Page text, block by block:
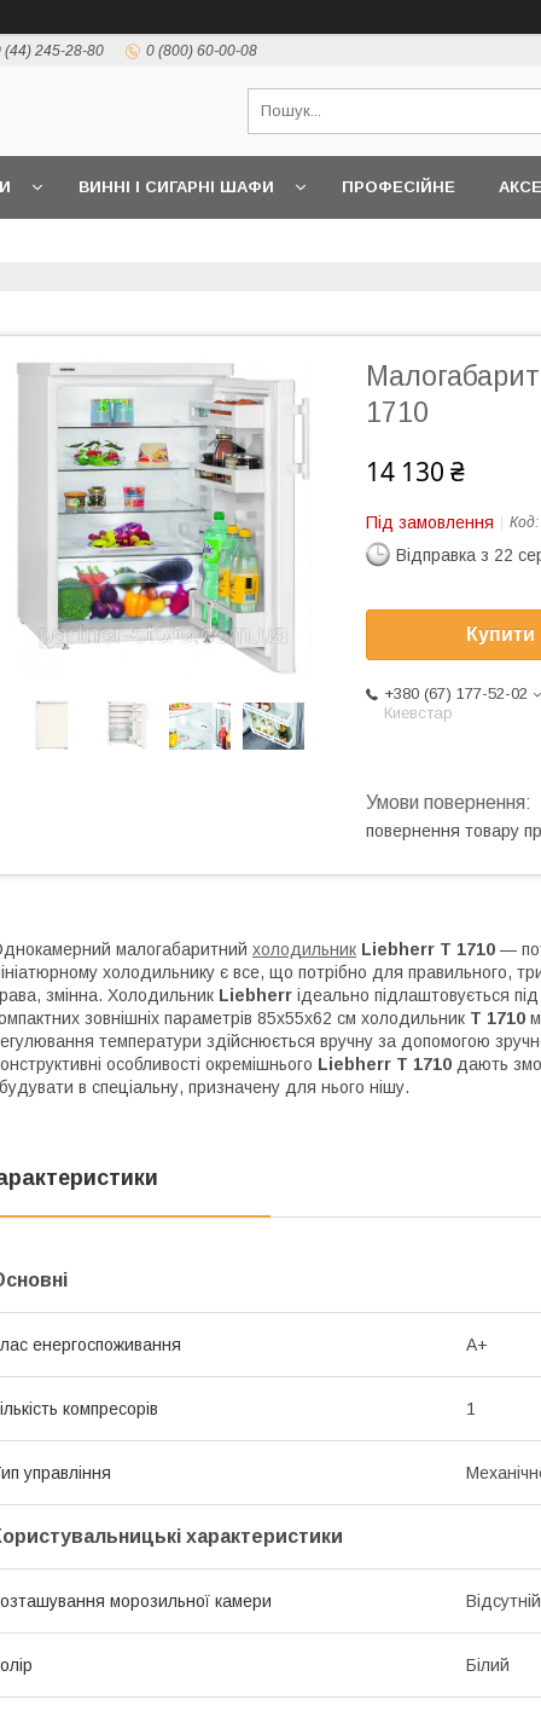
(44) 245-28-80 0 (800) 60-00-08
ВИННІ І СИГАРНІ ШАФИ ПРОФЕСІЙНЕ
1710
14 130 ₴
Під замовлення Код:
Відправка з 22
Купити
+380 (67) 177-52-02
Киевстар
повернення товару
малогабаритний холодильник Liebherr T 1710 —
холодильнику є все, що потрібно для правильного,
змінна. Холодильник Liebherr ідеально підлаштовується
зовнішніх параметрів 85х55х62 см холодильник T 1710
температури здійснюється вручну за допомогою
особливості окремішнього Liebherr T 1710 дають
в спеціальну, призначену для нього нішу.
енергоспоживання A+
компресорів 1
управління
характеристики
морозильної камери Відсутній
Білий